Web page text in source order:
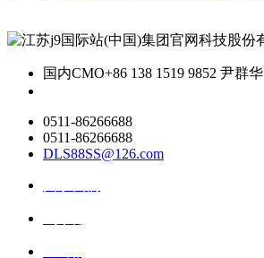
国内CMO+86 138 1519 9852 尹群华
0511-86266688
0511-86266688
DLS88SS@126.com